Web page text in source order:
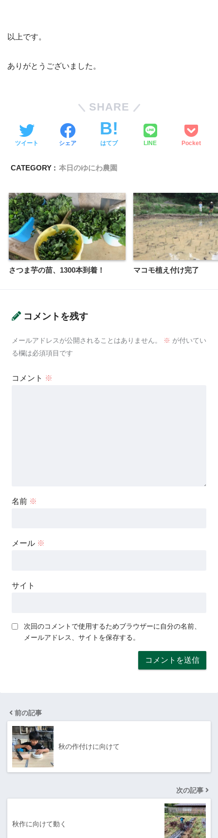
以上です。
ありがとうございました。
SHARE
ツイート シェア はてブ LINE Pocket
CATEGORY : 本日のゆにわ農園
さつま芋の苗、1300本到着！ マコモ植え付け完了
コメントを残す
メールアドレスが公開されることはありません。 ※ が付いてい
る欄は必須項目です
コメント ※
名前 ※
メール ※
サイト
次回のコメントで使用するためブラウザーに自分の名前、
メールアドレス、サイトを保存する。
前の記事
秋の作付けに向けて
次の記事
秋作に向けて動く